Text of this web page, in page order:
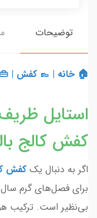
توضیحات
🏠 خانه | 👞 کفش |
استایل
کفش کالج
اگر به دنبال یک کفش
برای فصل‌های گرم سال
بی‌نظیر است. ترکیب